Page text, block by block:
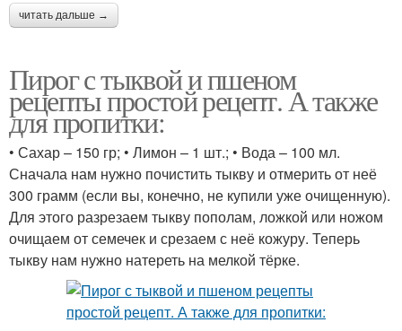
читать дальше →
Пирог с тыквой и пшеном
рецепты простой рецепт. А также
для пропитки:
• Сахар – 150 гр; • Лимон – 1 шт.; • Вода – 100 мл.
Сначала нам нужно почистить тыкву и отмерить от неё
300 грамм (если вы, конечно, не купили уже очищенную).
Для этого разрезаем тыкву пополам, ложкой или ножом
очищаем от семечек и срезаем с неё кожуру. Теперь
тыкву нам нужно натереть на мелкой тёрке.